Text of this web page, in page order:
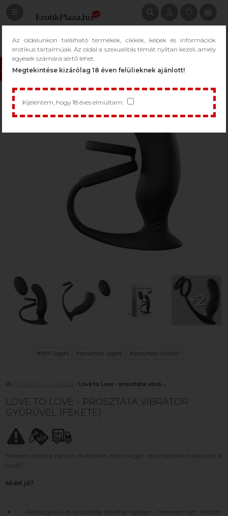
Az oldalunkon található termékek, cikkek, képek és információk
erotikus tartalmúak. Az oldal a szexualitás témát nyíltan kezeli, amely
egyesek számára sértő lehet.
Megtekintése kizárólag 18 éven felülieknek ajánlott!
Kijelentem, hogy 18 éves elmúltam:
+2
#férfi izgató #prosztata izgató #prosztata vibrátor
Love to Love - prosztata vibrá...
LOVE TO LOVE - PROSZTATA VIBRÁTOR
GYŰRŰVEL (FEKETE)
Mereven tartja a péniszt, és közben intenzív gát- és prosztata masszázst is
nyújt!
Miért jó?
Péniszgyűrű és prosztata vibrátor egyben - mereven tart, közben